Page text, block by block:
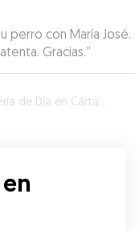
perro con María José.
Gracias.”
de Día en Cártama